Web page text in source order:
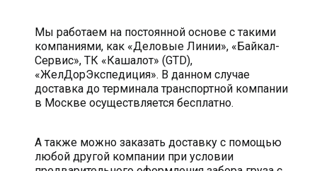
Мы работаем на постоянной основе с такими
компаниями, как «Деловые Линии», «Байкал-
Сервис», ТК «Кашалот» (GTD),
«ЖелДорЭкспедиция». В данном случае
доставка до терминала транспортной компании
в Москве осуществляется бесплатно.
А также можно заказать доставку с помощью
любой другой компании при условии